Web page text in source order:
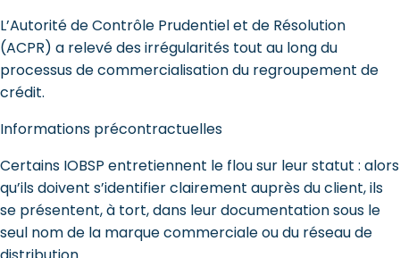
L’Autorité de Contrôle Prudentiel et de Résolution
(ACPR) a relevé des irrégularités tout au long du
processus de commercialisation du regroupement de
crédit.
Informations précontractuelles
Certains IOBSP entretiennent le flou sur leur statut : alors
qu’ils doivent s’identifier clairement auprès du client, ils
se présentent, à tort, dans leur documentation sous le
seul nom de la marque commerciale ou du réseau de